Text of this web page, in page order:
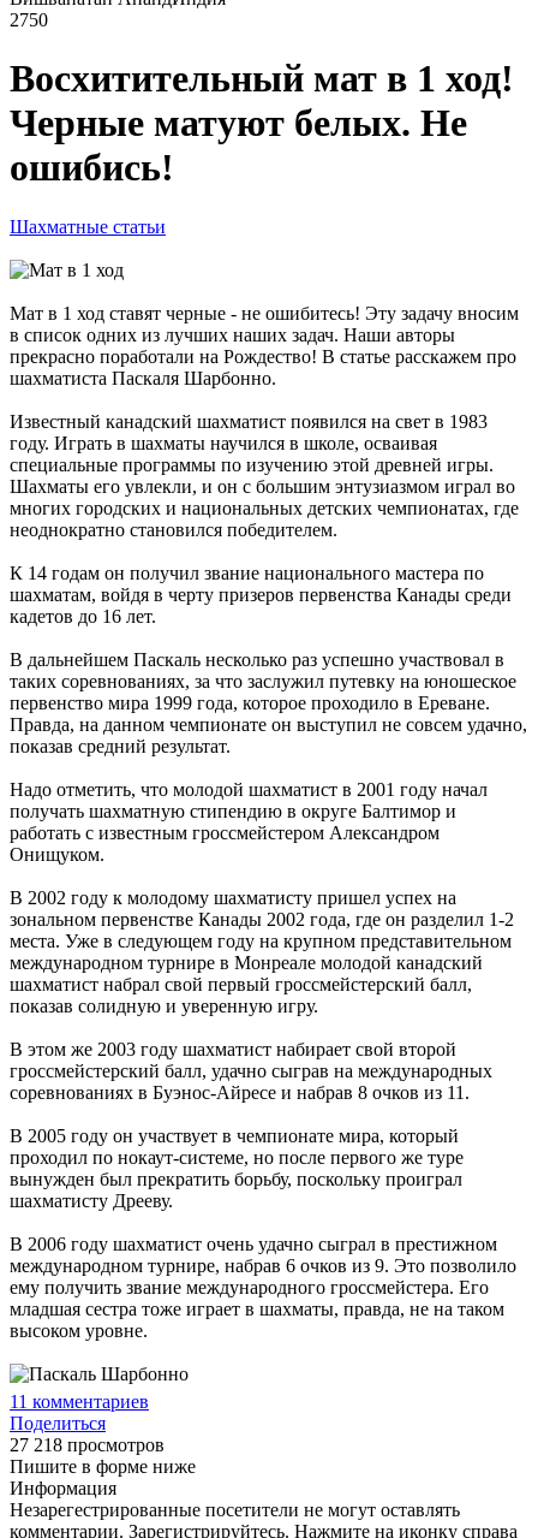
2750
Восхитительный мат в 1 ход!
Черные матуют белых. Не
ошибись!
Шахматные статьи
Мат в 1 ход ставят черные - не ошибитесь! Эту задачу вносим
в список одних из лучших наших задач. Наши авторы
прекрасно поработали на Рождество! В статье расскажем про
шахматиста Паскаля Шарбонно.
Известный канадский шахматист появился на свет в 1983
году. Играть в шахматы научился в школе, осваивая
специальные программы по изучению этой древней игры.
Шахматы его увлекли, и он с большим энтузиазмом играл во
многих городских и национальных детских чемпионатах, где
неоднократно становился победителем.
К 14 годам он получил звание национального мастера по
шахматам, войдя в черту призеров первенства Канады среди
кадетов до 16 лет.
В дальнейшем Паскаль несколько раз успешно участвовал в
таких соревнованиях, за что заслужил путевку на юношеское
первенство мира 1999 года, которое проходило в Ереване.
Правда, на данном чемпионате он выступил не совсем удачно,
показав средний результат.
Надо отметить, что молодой шахматист в 2001 году начал
получать шахматную стипендию в округе Балтимор и
работать с известным гроссмейстером Александром
Онищуком.
В 2002 году к молодому шахматисту пришел успех на
зональном первенстве Канады 2002 года, где он разделил 1-2
места. Уже в следующем году на крупном представительном
международном турнире в Монреале молодой канадский
шахматист набрал свой первый гроссмейстерский балл,
показав солидную и уверенную игру.
В этом же 2003 году шахматист набирает свой второй
гроссмейстерский балл, удачно сыграв на международных
соревнованиях в Буэнос-Айресе и набрав 8 очков из 11.
В 2005 году он участвует в чемпионате мира, который
проходил по нокаут-системе, но после первого же туре
вынужден был прекратить борьбу, поскольку проиграл
шахматисту Дрееву.
В 2006 году шахматист очень удачно сыграл в престижном
международном турнире, набрав 6 очков из 9. Это позволило
ему получить звание международного гроссмейстера. Его
младшая сестра тоже играет в шахматы, правда, не на таком
высоком уровне.
11 комментариев
Поделиться
27 218 просмотров
Пишите в форме ниже
Информация
Незарегестрированные посетители не могут оставлять
комментарии. Зарегистрируйтесь. Нажмите на иконку справа